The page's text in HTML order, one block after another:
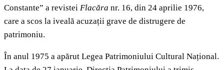
Constante” a revistei Flacăra nr. 16, din 24 aprilie 1976,
care a scos la iveală acuzații grave de distrugere de
patrimoniu.
În anul 1975 a apărut Legea Patrimoniului Cultural Național.